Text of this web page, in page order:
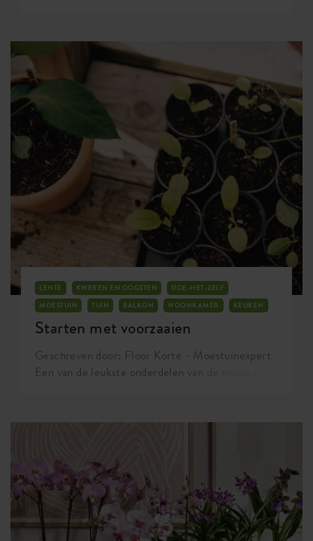
maar ook in potten? De afgelopen maanden heb
ik aardbeienpotten getest en hierbij geef ik je
veel handige tips zodat jij ook succesvol
aardbeien kunt oogsten uit potten.
LENTE KWEKEN EN OOGSTEN
DOE-HET-ZELF
MOESTUIN
TUIN BALKON WOONKAMER KEUKEN
Starten met voorzaaien
Geschreven door: Floor Korte - Moestuinexpert
Een van de leukste onderdelen van de moestuin is
magisch proces! Daarnaast is het niet alleen heel
voldoening. Alleen maar voordelen in mijn ogen.
Wist je dat je meer oogst of slagingskans uit
bepaalde gewassen kunt halen als je deze eerst
binnen in huis voorzaait? Ik vertel je hieronder
meer hierover.